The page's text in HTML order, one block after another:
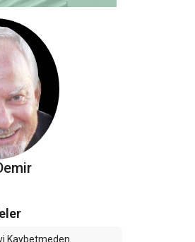
Kaybetmeden